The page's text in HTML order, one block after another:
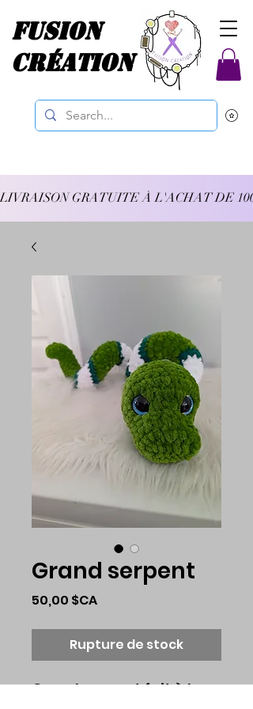
Fusion
Création
LIVRAISON GRATUITE À L'ACHAT DE
Grand serpent
50,00 $CAPrix
Rupture de stock
Grand serpent fait à la